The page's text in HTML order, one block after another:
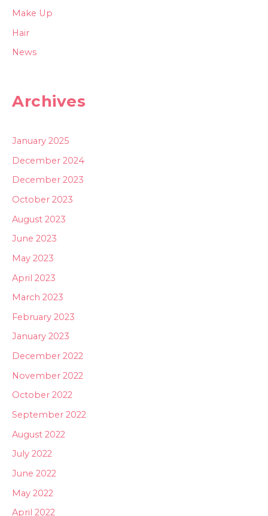
Make Up
Hair
News
Archives
January 2025
December 2024
December 2023
October 2023
August 2023
June 2023
May 2023
April 2023
March 2023
February 2023
January 2023
December 2022
November 2022
October 2022
September 2022
August 2022
July 2022
June 2022
May 2022
April 2022